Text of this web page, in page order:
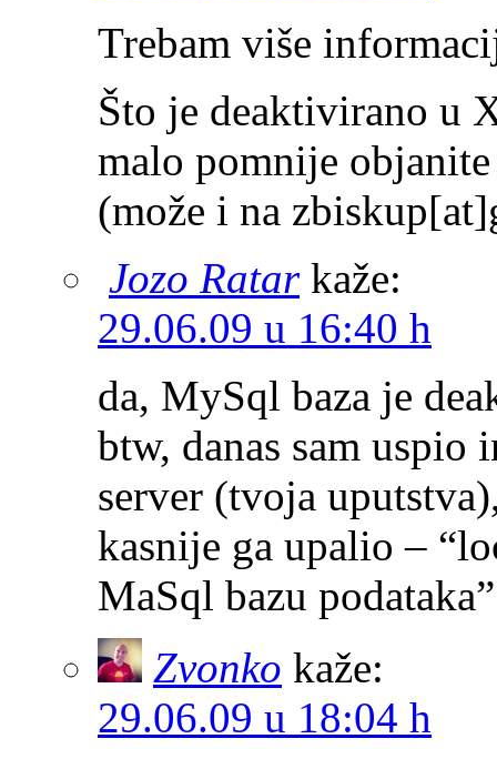
Trebam više
Što je deaktivirano u
malo pomnije
(može i na
Jozo Ratar kaže:
29.06.09 u 16:40 h
da, MySql baza je
btw, danas sam
server (tvoja
kasnije ga upalio –
MaSql bazu
Zvonko kaže:
29.06.09 u 18:04 h